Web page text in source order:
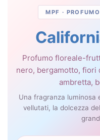
MPF ·
Profumo floreale-
nero, bergamotto, fiori
ambretta,
Una fragranza
vellutati, la dolcezza